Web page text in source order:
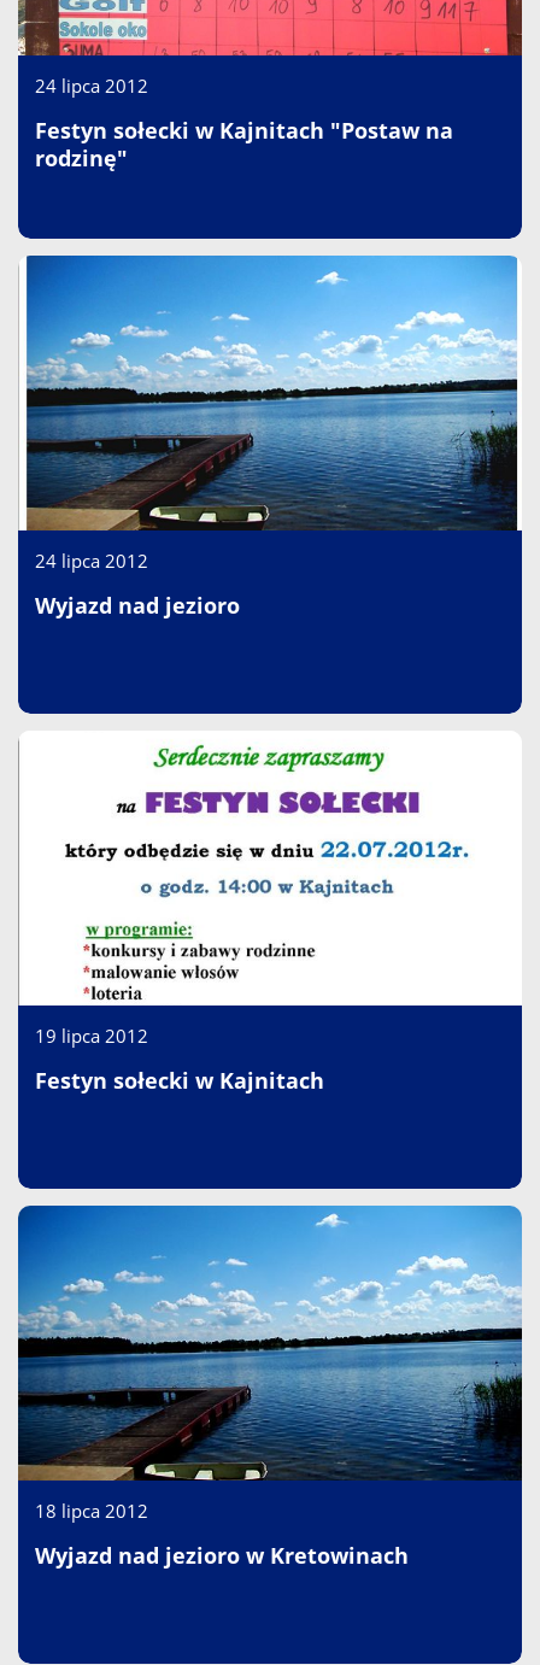
24 lipca 2012
Festyn sołecki w Kajnitach "Postaw na
rodzinę"
24 lipca 2012
Wyjazd nad jezioro
19 lipca 2012
Festyn sołecki w Kajnitach
18 lipca 2012
Wyjazd nad jezioro w Kretowinach